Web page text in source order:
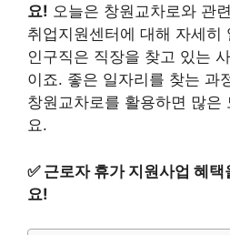
요! 오늘은 창원교차로와 관
취업지원센터에 대해 자세히
인구직은 직장을 찾고 있는
이죠. 좋은 일자리를 찾는 과
창원교차로를 활용하면 많은
요.
✅ 근로자 휴가 지원사업 혜
요!